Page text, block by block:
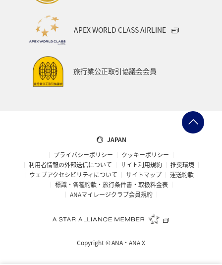
ブロンズサービス
北海道 旅の準備
自然・植物
プレミアムメンバー限定（ラウンジ除く）
APEX WORLD CLASS AIRLINE
旅行業公正取引協議会会員
JAPAN
プライバシーポリシー
クッキーポリシー
利用者情報の外部送信について
サイト利用規約
推奨環境
ウェブアクセシビリティについて
サイトマップ
運送約款
標識・各種約款・旅行条件書・取扱料金表
ANAマイレージクラブ会員規約
Copyright ©ANA・ANA X